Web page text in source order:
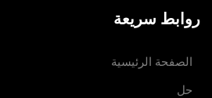
روابط سريعة
الصفحة الرئيسية
حل